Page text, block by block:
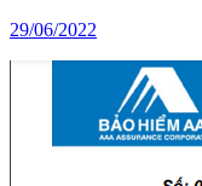
29/06/2022